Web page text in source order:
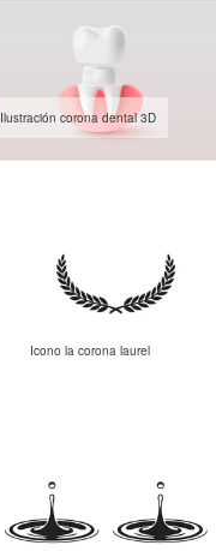
Ilustración corona dental 3D
Icono la corona laurel